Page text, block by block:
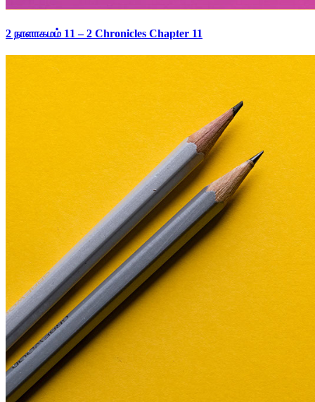
2 நாளாகமம் 11 – 2 Chronicles Chapter 11